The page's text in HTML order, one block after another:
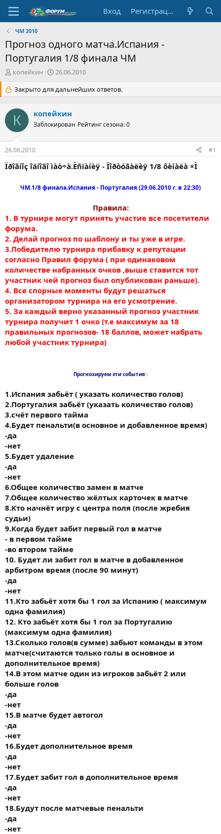
Вход Регистрация
ЧМ 2010
Прогноз одного матча.Испания -
Португалия 1/8 финала ЧМ
А
т
о
р
т
е
м
ы
копейкин
Д
т
а
а
ч
л
26.06.2010
Закрыто для дальнейших ответов.
К копейкин
Заблокирован Рейтинг сезона: 0
26.06.2010 #1
Ïðîãíîç îäíîãî ìàò÷à.Èñïàíèÿ - Ïîðòóãàëèÿ 1/8 ôèíàëà ×Ì
ЧМ.1/8 финала.Испания - Португалия (29.06.2010 г. в 22:30)
Правила:
1. В турнире могут принять участие все посетители
форума.
2. Делай прогноз по шаблону и ты уже в игре.
3.Победителю турнира прибавку к репутации
согласно Правил форума ( при одинаковом
количестве набранных очков ,выше ставится тот
участник чей прогноз был опубликован раньше).
4. Все спорные моменты будут решаться
организатором турнира на его усмотрение.
5. За каждый верно указанный прогноз участник
турнира получит 1 очко (т.е максимум за 18
правильных прогнозов- 18 баллов, может набрать
любой участник турнира)
Прогнозируем эти события :
1.Испания забьёт ( указать количество голов)
2.Португалия забьёт (указать количество голов)
3.счёт первого тайма
4.Будет пенальти(в основное и добавленное время)
-да
-нет
5.Будет удаление
-да
-нет
6.Общее количество замен в матче
7.Общее количество жёлтых карточек в матче
8.Кто начнёт игру с центра поля (после жребия
судьи)
9.Когда будет забит первый гол в матче
- в первом тайме
-во втором тайме
10. Будет ли забит гол в матче в добавленное
арбитром время (после 90 минут)
-да
-нет
11.Кто забьёт хотя бы 1 гол за Испанию ( максимум
одна фамилия)
12. Кто забьёт хотя бы 1 гол за Португалию
(максимум одна фамилия)
13.Сколько голов(в сумме) забьют команды в этом
матче(считаются только голы в основное и
дополнительное время)
14.В этом матче один из игроков забьёт 2 или
больше голов
-да
-нет
15.В матче будет автогол
-да
-нет
16.Будет дополнительное время
-да
-нет
17.Будет забит гол в дополнительное время
-да
-нет
18.Будут после матчевые пенальти
-да
-нет